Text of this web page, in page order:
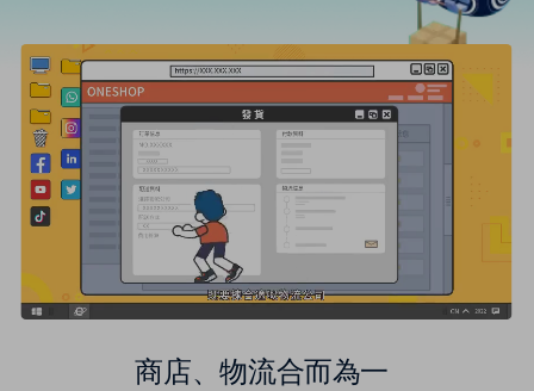
新加坡
英國
美國
關於
商店、物流合而為一